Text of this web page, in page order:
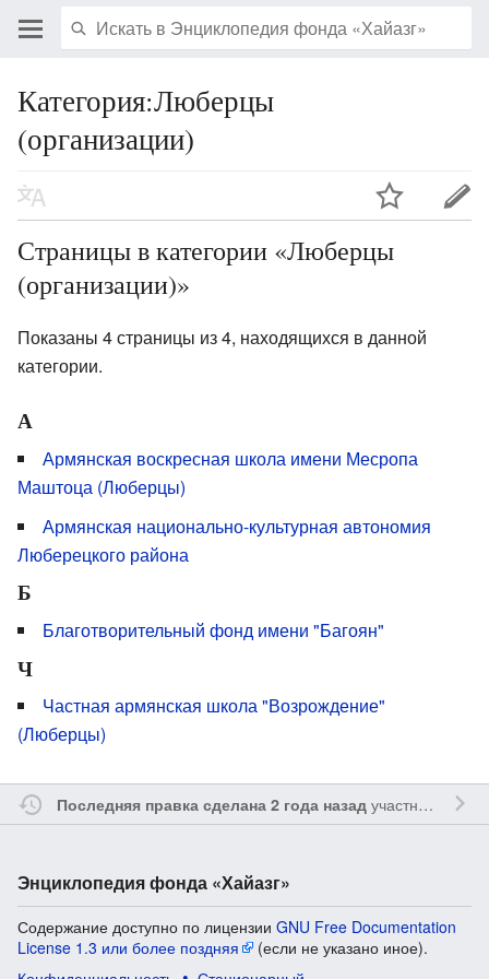
Категория:Люберцы
(организации)
Страницы в категории «Люберцы
(организации)»
Показаны 4 страницы из 4, находящихся в данной
категории.
А
Армянская воскресная школа имени Месропа
Маштоца (Люберцы)
Армянская национально-культурная автономия
Люберецкого района
Б
Благотворительный фонд имени "Багоян"
Ч
Частная армянская школа "Возрождение"
(Люберцы)
Последняя правка сделана 2 года назадучастником
Энциклопедия фонда «Хайазг»
Содержание доступно по лицензии GNU Free Documentation
License 1.3 или более поздняя
(если не указано иное).